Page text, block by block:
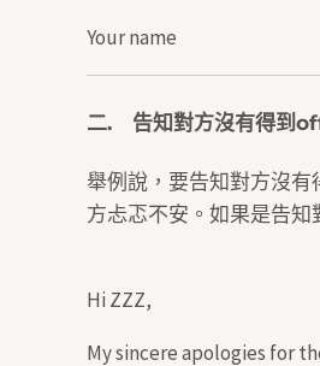
Your name
二. 告知對方沒有得到
舉例說，要告知對方沒
方忐忑不安。如果是告知
Hi ZZZ,
My sincere apologies for